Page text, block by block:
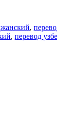
,
, перевод